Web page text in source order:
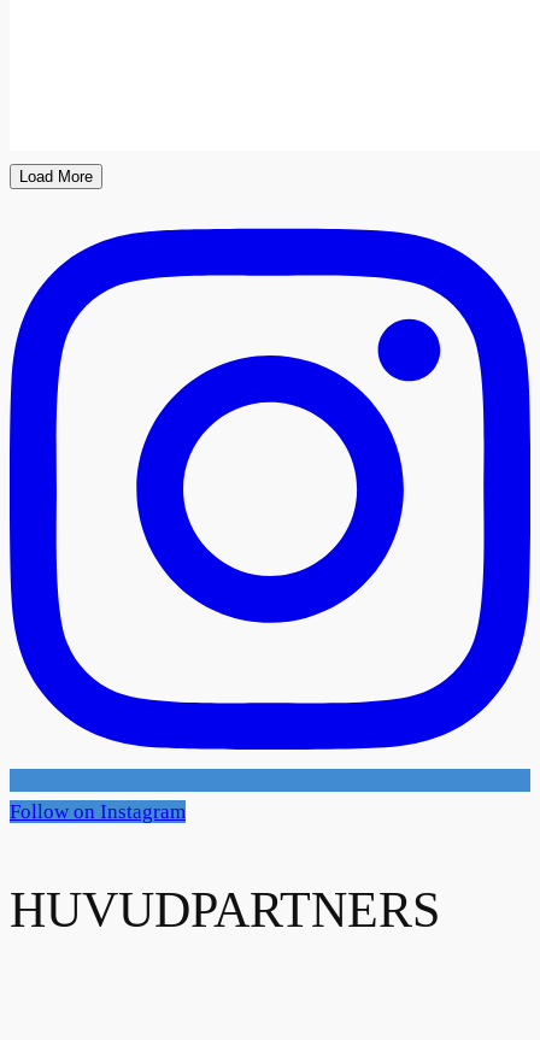
Load More
Follow on Instagram
HUVUDPARTNERS